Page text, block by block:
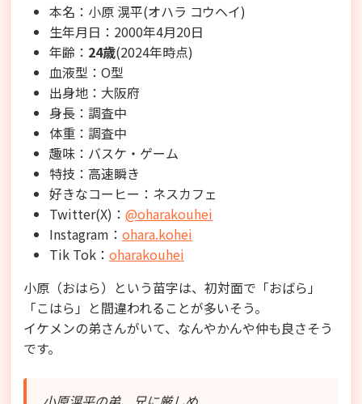
本名：小原 滉平(オハラ コウヘイ)
生年月日：2000年4月20日
年齢： 24歳(2024年時点)
血液型：O型
出身地：大阪府
身長：調査中
体重：調査中
趣味：バスケ・ゲーム
特技：高速瞬き
好きなコーヒー：ネスカフェ
Twitter(X)： @oharakouhei
Instagram： ohara.kohei
Tik Tok： oharakouhei
小原（おはら）という苗字は、初対面で「おばら」
「こはら」と間違われることが多いそう。
イケメンの弟さんがいて、なんやかんや仲も良さそう
です。